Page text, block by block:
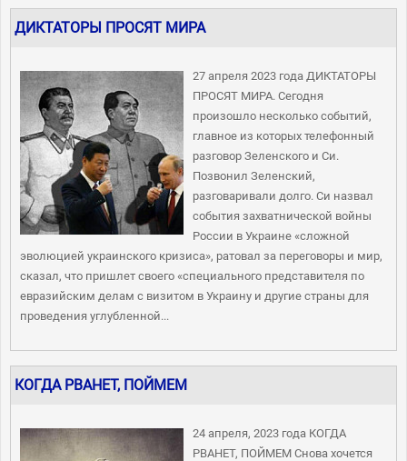
ДИКТАТОРЫ ПРОСЯТ МИРА
27 апреля 2023 года ДИКТАТОРЫ
ПРОСЯТ МИРА. Сегодня
произошло несколько событий,
главное из которых телефонный
разговор Зеленского и Си.
Позвонил Зеленский,
разговаривали долго. Си назвал
события захватнической войны
России в Украине «сложной
эволюцией украинского кризиса», ратовал за переговоры и мир,
сказал, что пришлет своего «специального представителя по
евразийским делам с визитом в Украину и другие страны для
проведения углубленной...
КОГДА РВАНЕТ, ПОЙМЕМ
24 апреля, 2023 года КОГДА
РВАНЕТ, ПОЙМЕМ Снова хочется